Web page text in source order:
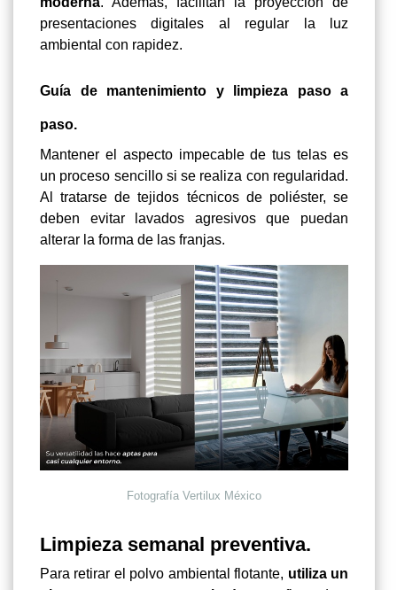
presentaciones digitales al regular la luz
ambiental con rapidez.
Guía de mantenimiento y limpieza paso a
paso.
Mantener el aspecto impecable de tus telas es
un proceso sencillo si se realiza con regularidad.
Al tratarse de tejidos técnicos de poliéster, se
deben evitar lavados agresivos que puedan
alterar la forma de las franjas.
Fotografía Vertilux México
Limpieza semanal preventiva.
Para retirar el polvo ambiental flotante, utiliza un